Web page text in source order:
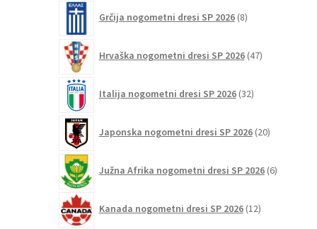
Grčija nogometni dresi SP 2026 8izdelkov
Hrvaška nogometni dresi SP 2026 47izdelkov
Italija nogometni dresi SP 2026 32izdelkov
Japonska nogometni dresi SP 2026 20izdelkov
Južna Afrika nogometni dresi SP 2026 6izdelkov
Kanada nogometni dresi SP 2026 12izdelkov